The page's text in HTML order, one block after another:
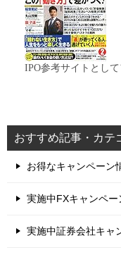
IPO参考サイトとし
おすすめ記事・カテ
お得なキャンペーン
実施中FXキャンペー
実施中証券会社キャ